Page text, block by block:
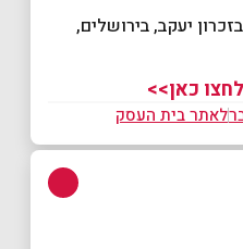
יעקב, בירושלים,
כאן>>
לאתר בית העסק